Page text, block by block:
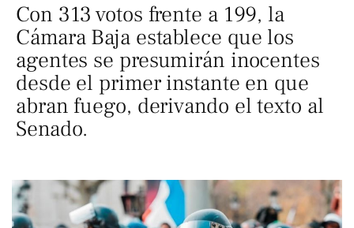
Con 313 votos frente a 199, la
Cámara Baja establece que los
agentes se presumirán inocentes
desde el primer instante en que
abran fuego, derivando el texto al
Senado.​​​​​​​